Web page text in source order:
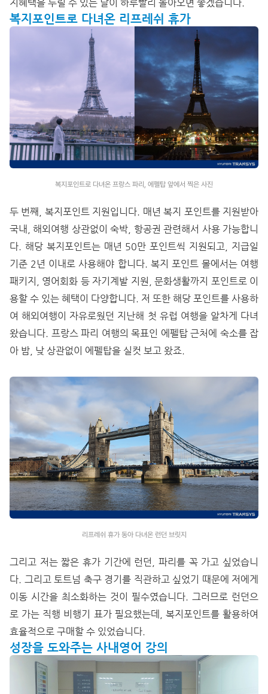
지혜택을 누릴 수 있는 날이 하루빨리 돌아오면 좋겠습니다.
복지포인트로 다녀온 리프레쉬 휴가
복지포인트로 다녀온 프랑스 파리, 에펠탑 앞에서 찍은 사진
두 번째, 복지포인트 지원입니다. 매년 복지 포인트를 지원받아
국내, 해외여행 상관없이 숙박, 항공권 관련해서 사용 가능합니
다. 해당 복지포인트는 매년 50만 포인트씩 지원되고, 지급일
기준 2년 이내로 사용해야 합니다. 복지 포인트 몰에서는 여행
패키지, 영어회화 등 자기계발 지원, 문화생활까지 포인트로 이
용할 수 있는 혜택이 다양합니다. 저 또한 해당 포인트를 사용하
여 해외여행이 자유로웠던 지난해 첫 유럽 여행을 알차게 다녀
왔습니다. 프랑스 파리 여행의 목표인 에펠탑 근처에 숙소를 잡
아 밤, 낮 상관없이 에펠탑을 실컷 보고 왔죠.
리프레쉬 휴가 동아 다녀온 런던 브릿지
그리고 저는 짧은 휴가 기간에 런던, 파리를 꼭 가고 싶었습니
다. 그리고 토트넘 축구 경기를 직관하고 싶었기 때문에 저에게
이동 시간을 최소화하는 것이 필수였습니다. 그러므로 런던으
로 가는 직행 비행기 표가 필요했는데, 복지포인트를 활용하여
효율적으로 구매할 수 있었습니다.
성장을 도와주는 사내영어 강의